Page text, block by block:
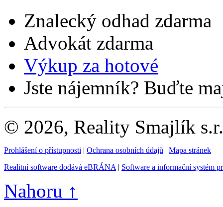
Znalecký odhad zdarma
Advokát zdarma
Výkup za hotové
Jste nájemník? Buďte
© 2026, Reality Smajlík
Prohlášení o přístupnosti | Ochrana osobních údajů | Mapa stránek
Realitní software dodává eBRÁNA | Software a informační systém
Nahoru ↑